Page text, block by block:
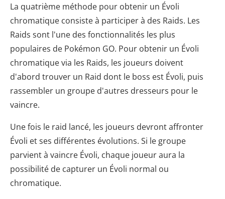
La quatrième méthode pour obtenir un Évoli
chromatique consiste à participer à des Raids. Les
Raids sont l'une des fonctionnalités les plus
populaires de Pokémon GO. Pour obtenir un Évoli
chromatique via les Raids, les joueurs doivent
d'abord trouver un Raid dont le boss est Évoli, puis
rassembler un groupe d'autres dresseurs pour le
vaincre.
Une fois le raid lancé, les joueurs devront affronter
Évoli et ses différentes évolutions. Si le groupe
parvient à vaincre Évoli, chaque joueur aura la
possibilité de capturer un Évoli normal ou
chromatique.